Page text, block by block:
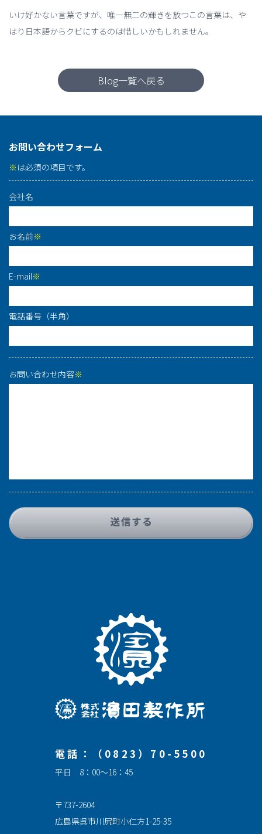
いけ好かない言葉ですが、唯一無二の輝きを放つこの言葉は、や
はり日本語からクビにするのは惜しいかもしれません。
Blog一覧へ戻る
電話：（0823）70-5500
平日 8：00～16：45
〒737-2604
広島県呉市川尻町小仁方1-25-35
お問い合わせフォーム
※ は必須の項目です。
会社名
お名前※
E-mail※
電話番号（半角）
お問い合わせ内容※